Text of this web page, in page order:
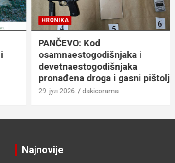
HRONIKA
PANČEVO: Kod
osamnaestogodišnjaka i
devetnaestogodišnjaka
pronađena droga i gasni pištolj
29. јул 2026. dakicorama
Najnovije